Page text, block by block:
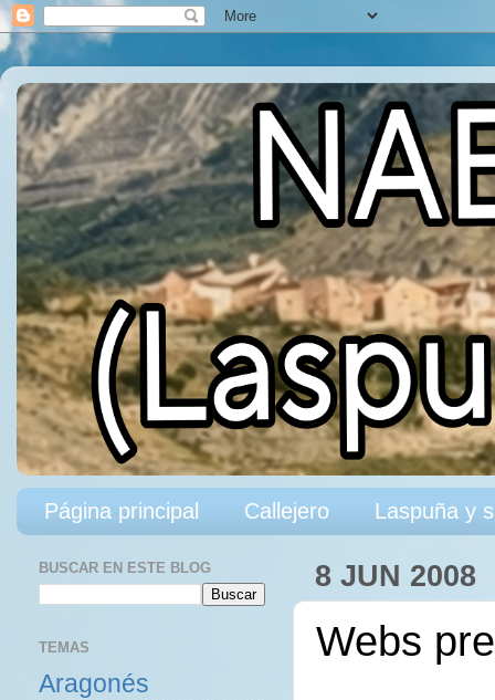
Página principal Callejero Laspuña y
8 JUN 2008
Webs
BUSCAR EN ESTE BLOG
TEMAS
Aragonés